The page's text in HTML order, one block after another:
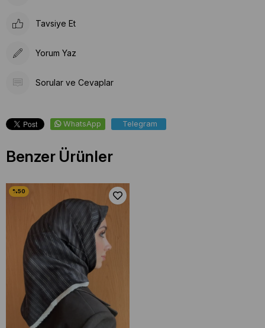
Tavsiye Et
Yorum Yaz
Sorular ve Cevaplar
WhatsApp Telegram
Benzer Ürünler